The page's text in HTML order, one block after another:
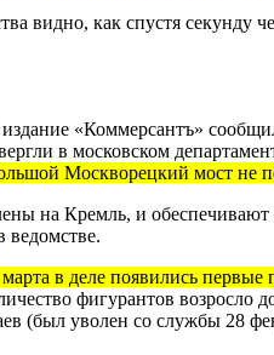
видно, как спустя секунду
«Коммерсантъ»
в московском
Москворецкий мост не
на Кремль, и
ведомстве.
в деле появились первые
фигурантов возросло
(был уволен со службы 28